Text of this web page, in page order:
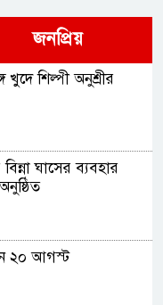
জনপ্রিয়
খুদে শিল্পী অনুশ্রীর
ঘাসের ব্যবহার
২০ আগস্ট